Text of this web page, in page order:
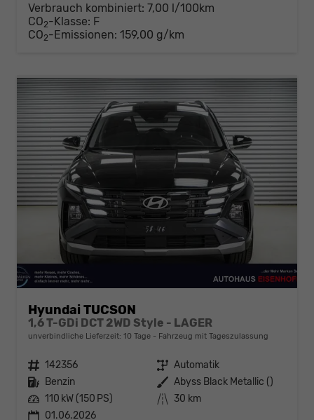
Verbrauch kombiniert: 7,00 l/100km
CO2-Klasse: F
CO2-Emissionen: 159,00 g/km
Hyundai TUCSON
1,6 T-GDi DCT 2WD Style - LAGER
unverbindliche Lieferzeit: 10 Tage Fahrzeug mit Tageszulassung
Fahrzeugnr. 142356 Getriebe Automatik
Kraftstoff Benzin Außenfarbe Abyss Black Metallic ()
Leistung 110 kW (150 PS) Kilometerstand 30 km
01.06.2026